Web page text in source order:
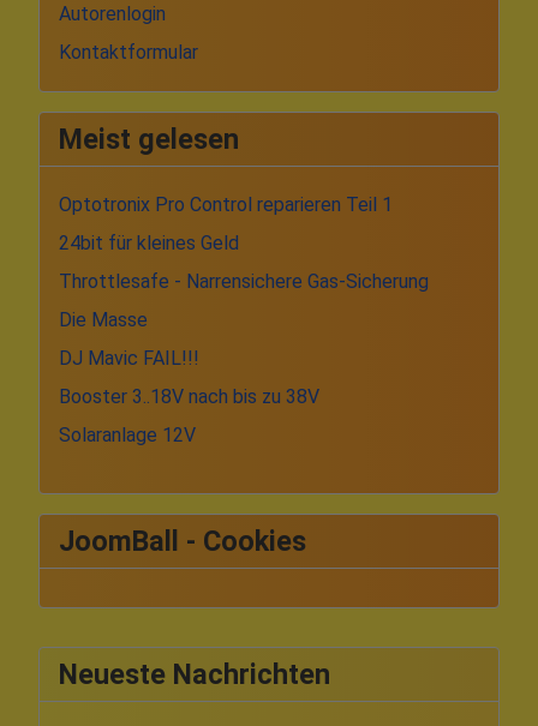
Neueste Nachrichten
Autorenlogin
Kontaktformular
Meist gelesen
Optotronix Pro Control reparieren Teil 1
24bit für kleines Geld
Throttlesafe - Narrensichere Gas-Sicherung
Die Masse
DJ Mavic FAIL!!!
Booster 3..18V nach bis zu 38V
Solaranlage 12V
JoomBall - Cookies